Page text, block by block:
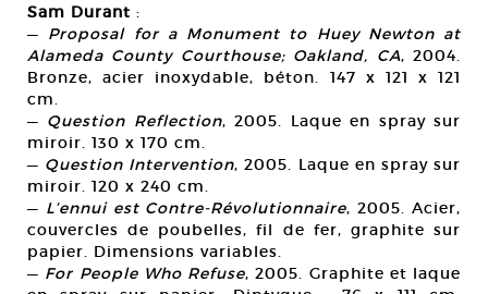
Sam Durant :
— Proposal for a Monument to Huey Newton at
Alameda County Courthouse; Oakland, CA, 2004.
Bronze, acier inoxydable, béton. 147 x 121 x 121
cm.
— Question Reflection, 2005. Laque en spray sur
miroir. 130 x 170 cm.
— Question Intervention, 2005. Laque en spray sur
miroir. 120 x 240 cm.
— L’ennui est Contre-Révolutionnaire, 2005. Acier,
couvercles de poubelles, fil de fer, graphite sur
papier. Dimensions variables.
— For People Who Refuse, 2005. Graphite et laque